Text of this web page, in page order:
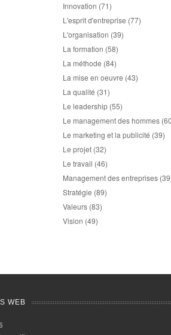
Innovation (71)
L'esprit d'entreprise (77)
L'organisation (39)
La formation (58)
La méthode (84)
La mise en oeuvre (43)
La qualité (31)
Le leadership (55)
Le management des hommes
Le marketing et la publicité (39)
Le projet (32)
Le travail (46)
Management des entreprises
Stratégie (89)
Valeurs (83)
Vision (49)
WEB